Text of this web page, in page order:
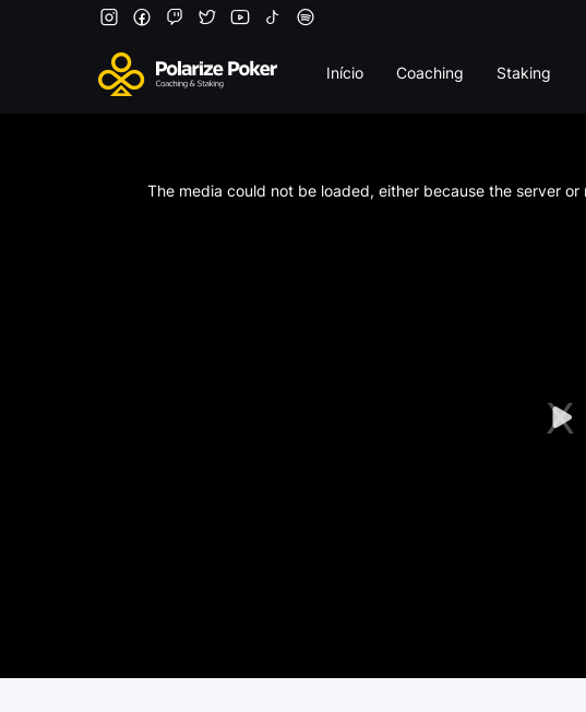
Início Coaching Staking
The media could not be loaded, either because the server